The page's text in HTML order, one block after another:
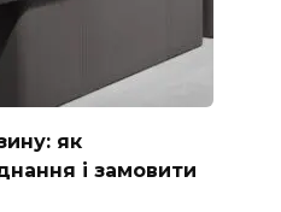
як
і замовити